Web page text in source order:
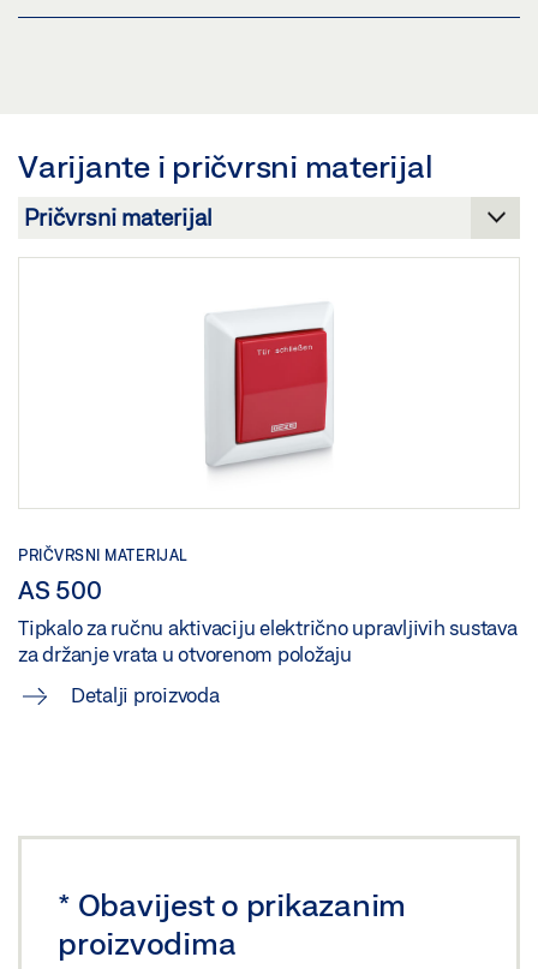
GC 152 STROPNI DETEKTOR DIMA, GC 153 DETEKTOR
Preuzmi (.DWG | 293 KB)
STROPNI DETEKTOR GC 152 / GC 153
Varijante i pričvrsni materijal
PRIČVRSNI MATERIJAL
AS 500
Tipkalo za ručnu aktivaciju električno upravljivih sustava
za držanje vrata u otvorenom položaju
Detalji proizvoda
* Obavijest o prikazanim
proizvodima